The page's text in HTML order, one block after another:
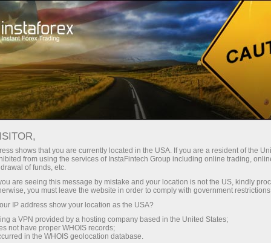
مع إنستا فوركس، يمكنك الوصول إلى
إلى 1:5000، وبعض من أفضل فروق
الأسعار والعمولات في السوق، وظروف
مواتية لتداول الأسهم والمؤشرات
صغير الحجم
30% مكافأة
لكل إيداع
سرعة
في التجارة وعلى الطريق السريع
shows that you are currently located in the USA. If you are a resident of the
from using the services of InstaFintech Group including online trading,
of funds, etc.
are seeing this message by mistake and your location is not the US, kindly
you must leave the website in order to comply with government
IP address show your location as the USA?
a VPN provided by a hosting company based in the United States;
not have proper WHOIS records;
in the WHOIS geolocation database.